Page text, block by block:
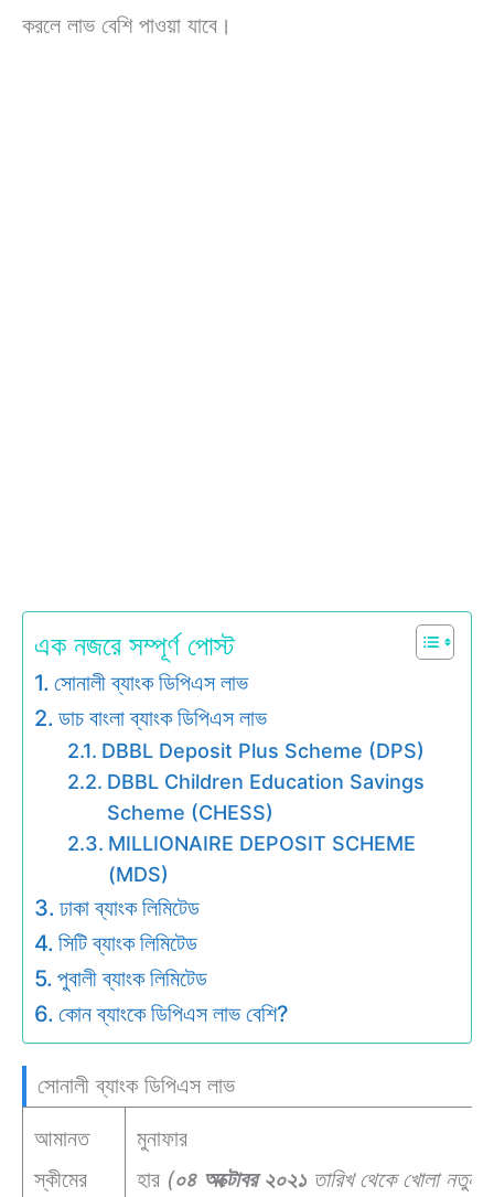
করলে লাভ বেশি পাওয়া যাবে।
এক নজরে সম্পূর্ণ পোস্ট
সোনালী ব্যাংক ডিপিএস লাভ
ডাচ বাংলা ব্যাংক ডিপিএস লাভ
DBBL Deposit Plus Scheme (DPS)
DBBL Children Education Savings
Scheme (CHESS)
MILLIONAIRE DEPOSIT SCHEME
(MDS)
ঢাকা ব্যাংক লিমিটেড
সিটি ব্যাংক লিমিটেড
পুবালী ব্যাংক লিমিটেড
কোন ব্যাংকে ডিপিএস লাভ বেশি?
সোনালী ব্যাংক ডিপিএস লাভ
আমানত
স্কীমের
মুনাফার
হার (০৪ অক্টোবর ২০২১ তারিখ থেকে খোলা নতুন